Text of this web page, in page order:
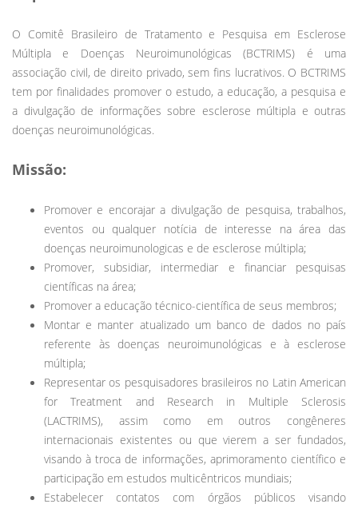
O Comitê Brasileiro de Tratamento e Pesquisa em Esclerose
Múltipla e Doenças Neuroimunológicas (BCTRIMS) é uma
associação civil, de direito privado, sem fins lucrativos. O BCTRIMS
tem por finalidades promover o estudo, a educação, a pesquisa e
a divulgação de informações sobre esclerose múltipla e outras
doenças neuroimunológicas.
Missão:
Promover e encorajar a divulgação de pesquisa, trabalhos,
eventos ou qualquer notícia de interesse na área das
doenças neuroimunologicas e de esclerose múltipla;
Promover, subsidiar, intermediar e financiar pesquisas
científicas na área;
Promover a educação técnico-científica de seus membros;
Montar e manter atualizado um banco de dados no país
referente às doenças neuroimunológicas e à esclerose
múltipla;
Representar os pesquisadores brasileiros no Latin American
for Treatment and Research in Multiple Sclerosis
(LACTRIMS), assim como em outros congêneres
internacionais existentes ou que vierem a ser fundados,
visando à troca de informações, aprimoramento científico e
participação em estudos multicêntricos mundiais;
Estabelecer contatos com órgãos públicos visando